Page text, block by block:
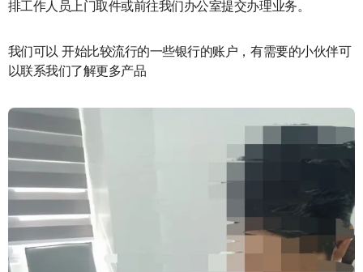
排工作人员上门取件或前往我们办公室提交办理业务。
我们可以 开始比较流行的一些银行的账户，有需要的小伙伴可
以联系我们了解更多产品